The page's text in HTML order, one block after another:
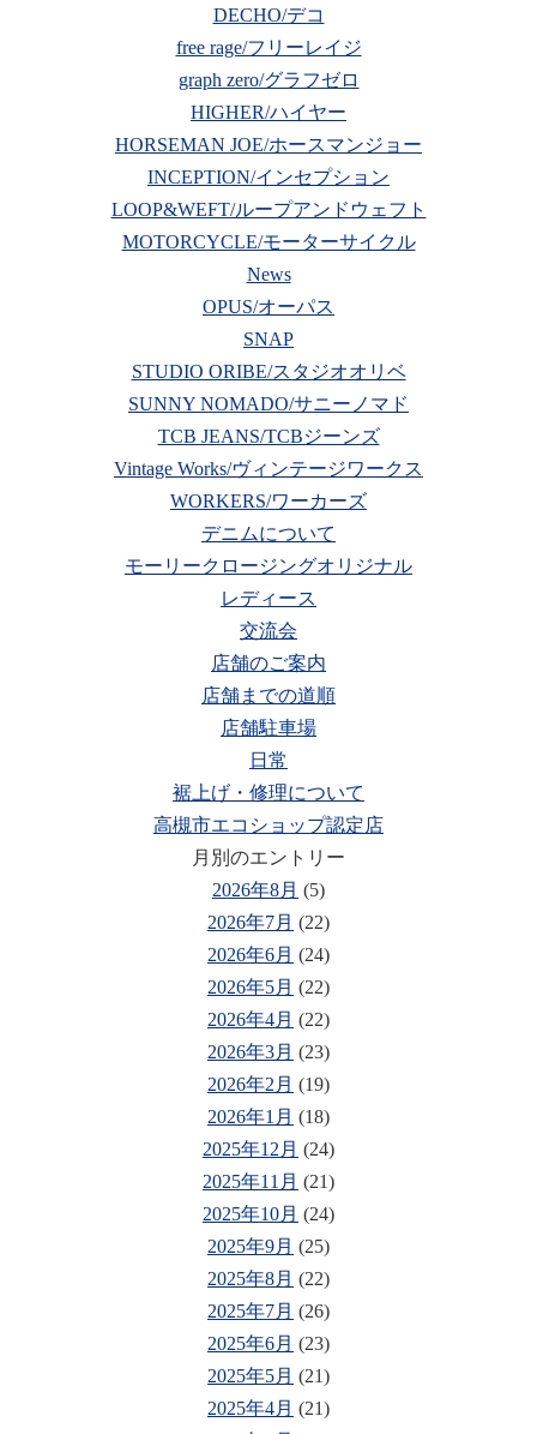
DECHO/デコ
free rage/フリーレイジ
graph zero/グラフゼロ
HIGHER/ハイヤー
HORSEMAN JOE/ホースマンジョー
INCEPTION/インセプション
LOOP&WEFT/ループアンドウェフト
MOTORCYCLE/モーターサイクル
News
OPUS/オーパス
SNAP
STUDIO ORIBE/スタジオオリベ
SUNNY NOMADO/サニーノマド
TCB JEANS/TCBジーンズ
Vintage Works/ヴィンテージワークス
WORKERS/ワーカーズ
デニムについて
モーリークロージングオリジナル
レディース
交流会
店舗のご案内
店舗までの道順
店舗駐車場
日常
裾上げ・修理について
高槻市エコショップ認定店
月別のエントリー
2026年8月 (5)
2026年7月 (22)
2026年6月 (24)
2026年5月 (22)
2026年4月 (22)
2026年3月 (23)
2026年2月 (19)
2026年1月 (18)
2025年12月 (24)
2025年11月 (21)
2025年10月 (24)
2025年9月 (25)
2025年8月 (22)
2025年7月 (26)
2025年6月 (23)
2025年5月 (21)
2025年4月 (21)